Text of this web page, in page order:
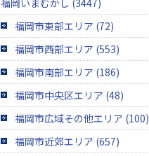
福岡いまむかし (3447)
福岡市東部エリア (72)
福岡市西部エリア (553)
福岡市南部エリア (186)
福岡市中央区エリア (48)
福岡市広域その他エリア (100)
福岡市近郊エリア (657)